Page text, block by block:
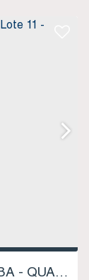
TERRENO NO BOSQUE IMBITUBA - QUADRA 5 LOTE 11 - SAMBAQUI - IMBITUBA SC